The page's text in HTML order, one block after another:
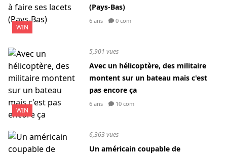
WIN
(Pays-Bas)
6 ans 0 com
WIN
5,901 vues
Avec un hélicoptère, des militaire
montent sur un bateau mais c'est
pas encore ça
6 ans 10 com
6,363 vues
Un américain coupable de